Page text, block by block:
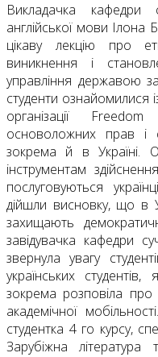
Викладачка кафедри
англійської мови Ілона
цікаву лекцію про
виникнення і
управління державою
студенти ознайомилися
організації
основоложних прав і
зокрема й в Україні.
інструментам
послуговуються
дійшли висновку, що в
захищають
завідувачка кафедри
звернула увагу
українських
зокрема розповіла про
академічної
студентка 4 го курсу,
Зарубіжна